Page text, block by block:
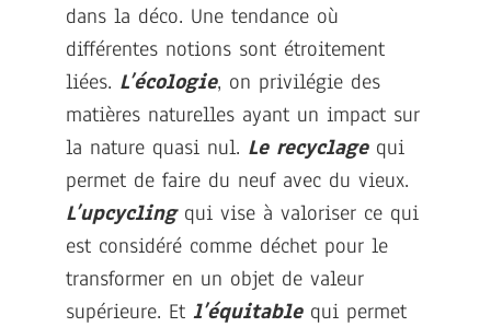
dans la déco. Une tendance où
différentes notions sont étroitement
liées. L’écologie, on privilégie des
matières naturelles ayant un impact sur
la nature quasi nul. Le recyclagequi
permet de faire du neuf avec du vieux.
L’upcyclingqui vise à valoriser ce qui
est considéré comme déchet pour le
transformer en un objet de valeur
supérieure. Et l’équitablequi permet